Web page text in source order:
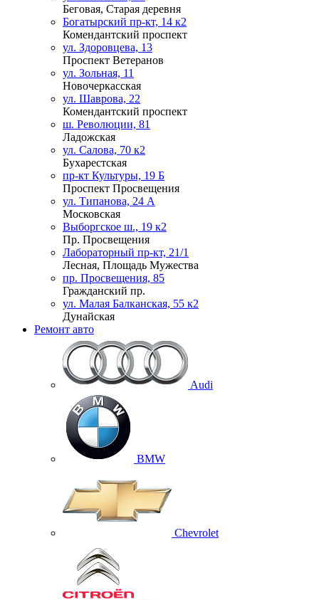
Беговая, Старая деревня
Богатырский пр-кт, 14 к2
Комендантский проспект
ул. Здоровцева, 13
Проспект Ветеранов
ул. Зольная, 11
Новочеркасская
ул. Шаврова, 22
Комендантский проспект
ш. Революции, 81
Ладожская
ул. Салова, 70 к2
Бухарестская
пр-кт Культуры, 19 Б
Проспект Просвещения
ул. Типанова, 24 А
Московская
Выборгское ш., 19 к2
Пр. Просвещения
Лабораторный пр-кт, 21/1
Лесная, Площадь Мужества
пр. Просвещения, 85
Гражданский пр.
ул. Малая Балканская, 55 к2
Дунайская
Ремонт авто
Audi
BMW
Chevrolet